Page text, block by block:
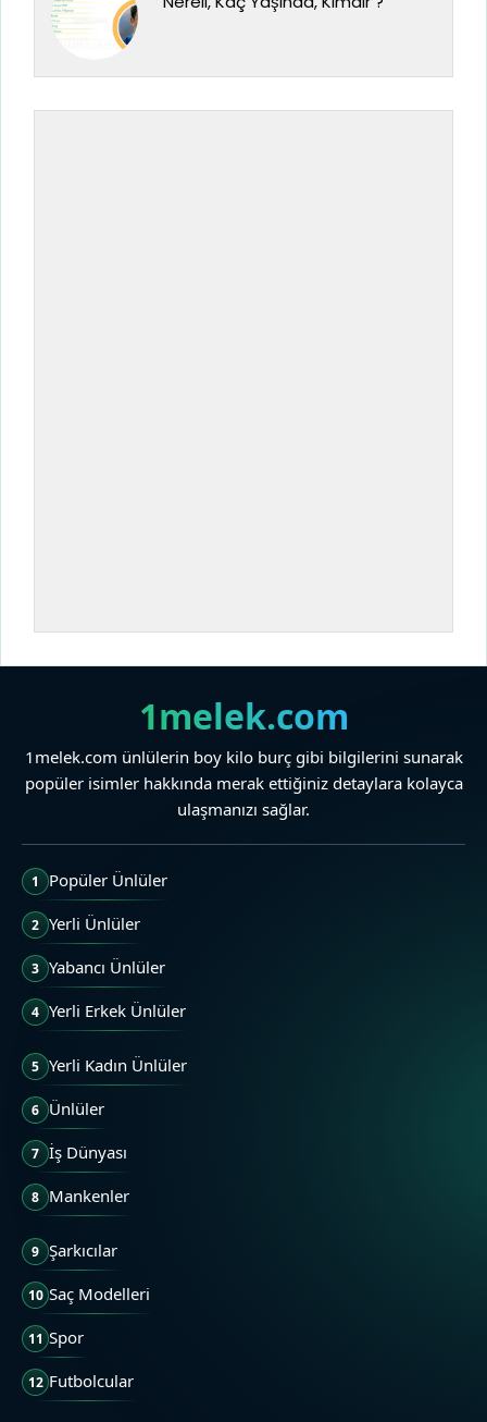
1melek.com
1melek.com ünlülerin boy kilo burç gibi bilgilerini sunarak
popüler isimler hakkında merak ettiğiniz detaylara kolayca
ulaşmanızı sağlar.
1 Popüler Ünlüler
2 Yerli Ünlüler
3 Yabancı Ünlüler
4 Yerli Erkek Ünlüler
5 Yerli Kadın Ünlüler
6 Ünlüler
7 İş Dünyası
8 Mankenler
9 Şarkıcılar
10 Saç Modelleri
11 Spor
12 Futbolcular